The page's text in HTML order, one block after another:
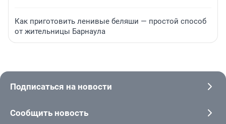
Как приготовить ленивые беляши — простой способ
от жительницы Барнаула
Подписаться на новости
Сообщить новость